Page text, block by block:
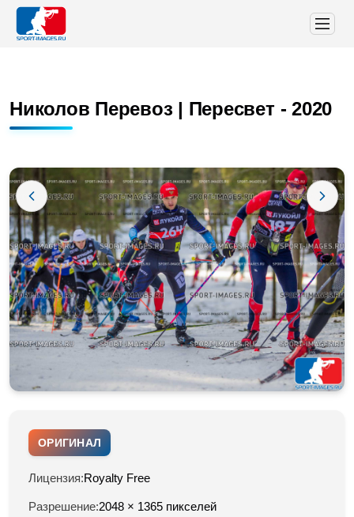
Николов Перевоз | Пересвет - 2020
ОРИГИНАЛ
Лицензия:Royalty Free
Разрешение:2048 × 1365 пикселей